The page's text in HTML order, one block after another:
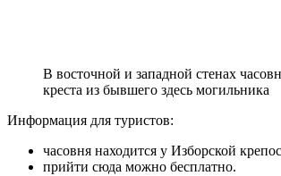
В восточной и западной стенах
креста из бывшего здесь могильника
Информация для туристов:
часовня находится у Изборской
прийти сюда можно бесплатно.